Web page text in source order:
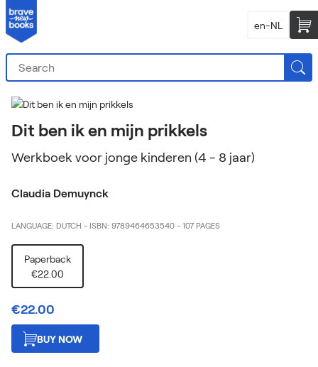
en-NL
Dit ben ik en mijn prikkels
Werkboek voor jonge kinderen (4 - 8 jaar)
Claudia Demuynck
LANGUAGE: DUTCH - ISBN: 9789464653540 - 107 PAGES
Paperback
€22.00
€22.00
BUY NOW